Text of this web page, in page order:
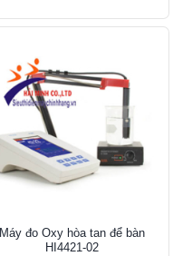
Máy đo Oxy hòa tan để bàn
HI4421-02